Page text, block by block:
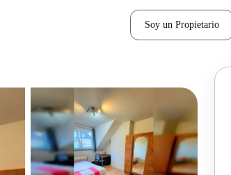
Soy un Propietario